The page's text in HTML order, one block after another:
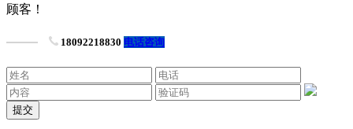
顾客！
18092218830 电话咨询